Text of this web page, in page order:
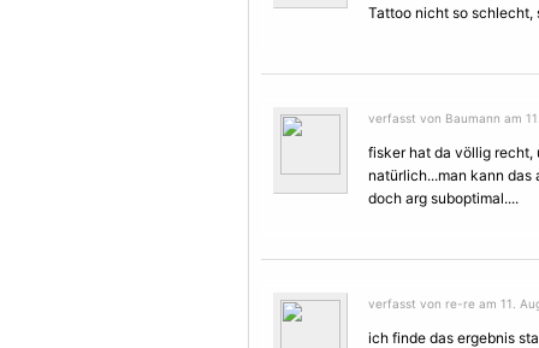
Tattoo nicht so schlecht,
verfasst von Baumann am
fisker hat da völlig recht,
natürlich...man kann das
doch arg suboptimal....
verfasst von re-re am 11.
ich finde das ergebnis